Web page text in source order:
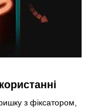
з фіксатором,